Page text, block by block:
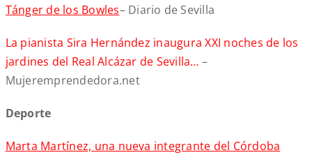
Tánger de los Bowles– Diario de Sevilla
La pianista Sira Hernández inaugura XXI noches de los
jardines del Real Alcázar de Sevilla… –
Mujeremprendedora.net
Deporte
Marta Martínez, una nueva integrante del Córdoba